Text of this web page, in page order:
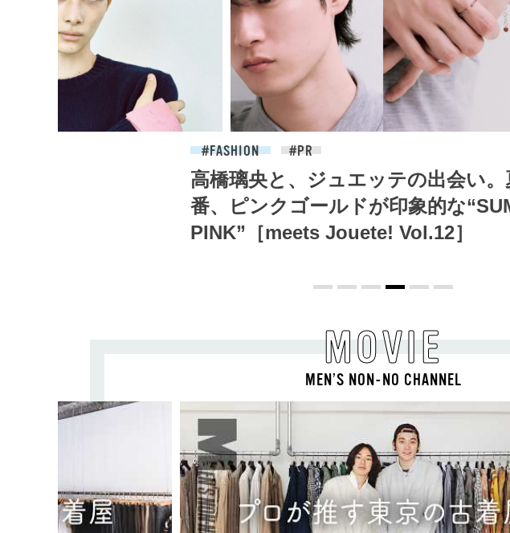
2026.07.09
FASHION
高橋璃央と、ジュエッテの出会い。
番、ピンクゴールドが印象的な
PINK”［meets Jouete! Vol.12］
MOVIE
MEN’S NON-NO CHANNEL